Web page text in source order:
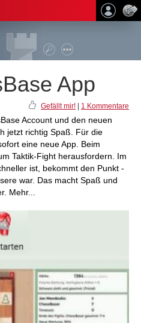
App
Gefällt mir! 1 Kommentare
Account und den neuen
jetzt richtig Spaß. Für die
eine neue App. Beim
Taktik-Fight herausfordern. Im
ist, bekommt den Punkt -
war. Das macht Spaß und
Mehr...